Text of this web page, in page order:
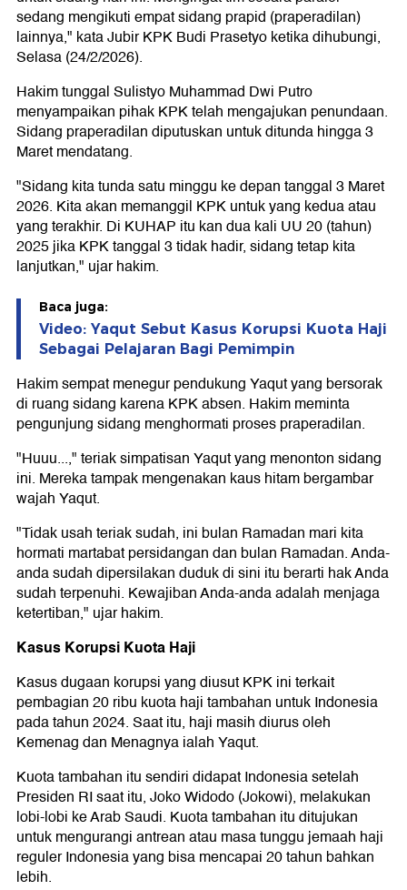
sedang mengikuti empat sidang prapid (praperadilan)
lainnya," kata Jubir KPK Budi Prasetyo ketika dihubungi,
Selasa (24/2/2026).
Hakim tunggal Sulistyo Muhammad Dwi Putro
menyampaikan pihak KPK telah mengajukan penundaan.
Sidang praperadilan diputuskan untuk ditunda hingga 3
Maret mendatang.
"Sidang kita tunda satu minggu ke depan tanggal 3 Maret
2026. Kita akan memanggil KPK untuk yang kedua atau
yang terakhir. Di KUHAP itu kan dua kali UU 20 (tahun)
2025 jika KPK tanggal 3 tidak hadir, sidang tetap kita
lanjutkan," ujar hakim.
Baca juga:
Video: Yaqut Sebut Kasus Korupsi Kuota Haji
Sebagai Pelajaran Bagi Pemimpin
Hakim sempat menegur pendukung Yaqut yang bersorak
di ruang sidang karena KPK absen. Hakim meminta
pengunjung sidang menghormati proses praperadilan.
"Huuu...," teriak simpatisan Yaqut yang menonton sidang
ini. Mereka tampak mengenakan kaus hitam bergambar
wajah Yaqut.
"Tidak usah teriak sudah, ini bulan Ramadan mari kita
hormati martabat persidangan dan bulan Ramadan. Anda-
anda sudah dipersilakan duduk di sini itu berarti hak Anda
sudah terpenuhi. Kewajiban Anda-anda adalah menjaga
ketertiban," ujar hakim.
Kasus Korupsi Kuota Haji
Kasus dugaan korupsi yang diusut KPK ini terkait
pembagian 20 ribu kuota haji tambahan untuk Indonesia
pada tahun 2024. Saat itu, haji masih diurus oleh
Kemenag dan Menagnya ialah Yaqut.
Kuota tambahan itu sendiri didapat Indonesia setelah
Presiden RI saat itu, Joko Widodo (Jokowi), melakukan
lobi-lobi ke Arab Saudi. Kuota tambahan itu ditujukan
untuk mengurangi antrean atau masa tunggu jemaah haji
reguler Indonesia yang bisa mencapai 20 tahun bahkan
lebih.